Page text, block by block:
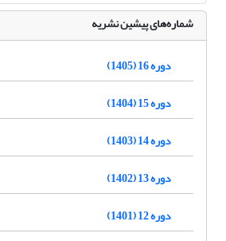
شماره‌های پیشین نشریه
دوره 16 (1405)
دوره 15 (1404)
دوره 14 (1403)
دوره 13 (1402)
دوره 12 (1401)